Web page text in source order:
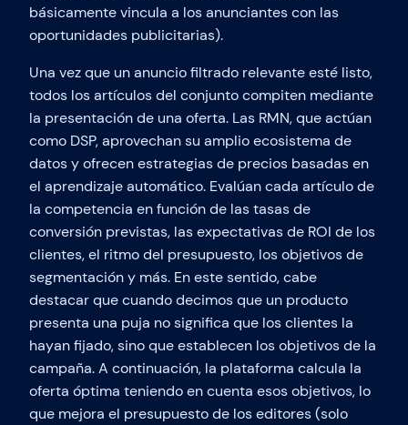
básicamente vincula a los anunciantes con las
oportunidades publicitarias).
Una vez que un anuncio filtrado relevante esté listo,
todos los artículos del conjunto compiten mediante
la presentación de una oferta. Las RMN, que actúan
como DSP, aprovechan su amplio ecosistema de
datos y ofrecen estrategias de precios basadas en
el aprendizaje automático. Evalúan cada artículo de
la competencia en función de las tasas de
conversión previstas, las expectativas de ROI de los
clientes, el ritmo del presupuesto, los objetivos de
segmentación y más. En este sentido, cabe
destacar que cuando decimos que un producto
presenta una puja no significa que los clientes la
hayan fijado, sino que establecen los objetivos de la
campaña. A continuación, la plataforma calcula la
oferta óptima teniendo en cuenta esos objetivos, lo
que mejora el presupuesto de los editores (solo